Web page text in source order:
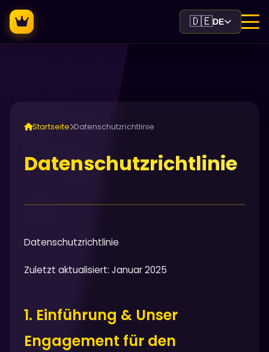
🇩🇪DE
Startseite Datenschutzrichtlinie
Datenschutzrichtlinie
Datenschutzrichtlinie
Zuletzt aktualisiert: Januar 2025
1. Einführung & Unser
Engagement für den